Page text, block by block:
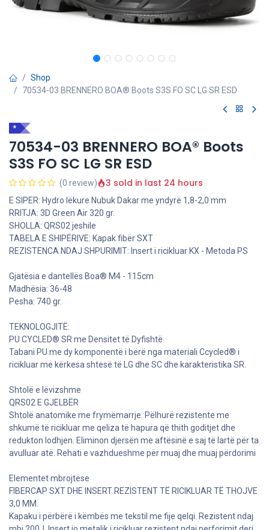
Shop
70534-03 BRENNERO BOA® Boots S3S FO SC LG SR ESD
*
70534-03 BRENNERO BOA® Boots
S3S FO SC LG SR ESD
(0 review) 3 sold in last 24 hours
E SIPER: Hydro lëkure Nubuk Dakar me yndyrë 1,8-2,0 mm
RRITJA: 3D Green Air 320 gr.
SHOLLA: QRS02 jeshile
TABELA E SHIPËRIVE: Kapak fibër SXT
REZISTENCA NDAJ SHPURIMIT: Insert i ricikluar KX - Metoda PS
Gjatësia e dantellës Boa® M4 - 115cm
Madhësia: 36-48
Pesha: 740 gr.
TEKNOLOGJITË:
PU CYCLED® SR me Densitet të Dyfishtë
Tabani PU me dy komponentë i bërë nga materiali Ccycled® i
ricikluar me kërkesa shtesë të LG dhe SC dhe karakteristika SR.
Shtolë e lëvizshme
QRS02 E GJELBËR
Shtolë anatomike me frymëmarrje. Pëlhurë rezistente me
shkumë të ricikluar me qeliza të hapura që thith goditjet dhe
redukton lodhjen. Eliminon djersën me aftësinë e saj të lartë për ta
avulluar atë. Rehati e vazhdueshme për muaj dhe muaj përdorimi
Elementet mbrojtëse
FIBERCAP SXT DHE INSERT REZISTENT TË RICIKLUAR TË THOJVE
3,0 MM.
Kapaku i përbërë i këmbës me tekstil me fije qelqi. Rezistent ndaj